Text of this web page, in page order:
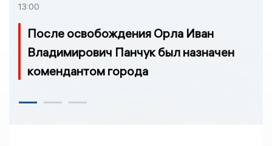
13:00
После освобождения Орла Иван
Владимирович Панчук был назначен
комендантом города